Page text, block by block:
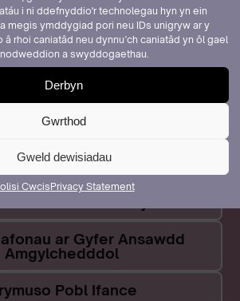
i ni ddefnyddio'r technolegau hyn yn ein
megis ymddygiad pori neu IDs unigryw ar y
rhoi caniatâd neu dynnu’ch caniatâd yn ôl gael
a swyddogaethau.
Derbyn
Gwrthod
Gweld dewisiadau
CwcisPrivacy Statement
Daclus yn parhau i weithio
amgylchedd naturiol
gofod sydd yn teimlo'n
i HOLL gymunedau Cymru ac ar
dyfodol.
Sbwriel a Gwastraff
ar Gyfer Ansawdd
Amgylchedddol
Pobl Ifance